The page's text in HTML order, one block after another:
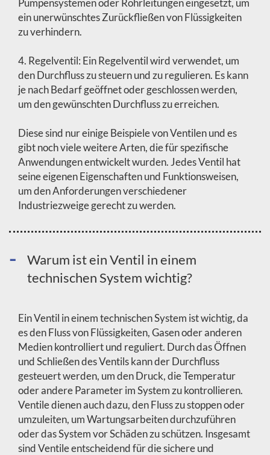
Pumpensystemen oder Rohrleitungen eingesetzt, um
ein unerwünschtes Zurückfließen von Flüssigkeiten
zu verhindern.
4. Regelventil: Ein Regelventil wird verwendet, um
den Durchfluss zu steuern und zu regulieren. Es kann
je nach Bedarf geöffnet oder geschlossen werden,
um den gewünschten Durchfluss zu erreichen.
Diese sind nur einige Beispiele von Ventilen und es
gibt noch viele weitere Arten, die für spezifische
Anwendungen entwickelt wurden. Jedes Ventil hat
seine eigenen Eigenschaften und Funktionsweisen,
um den Anforderungen verschiedener
Industriezweige gerecht zu werden.
Warum ist ein Ventil in einem
technischen System wichtig?
Ein Ventil in einem technischen System ist wichtig, da
es den Fluss von Flüssigkeiten, Gasen oder anderen
Medien kontrolliert und reguliert. Durch das Öffnen
und Schließen des Ventils kann der Durchfluss
gesteuert werden, um den Druck, die Temperatur
oder andere Parameter im System zu kontrollieren.
Ventile dienen auch dazu, den Fluss zu stoppen oder
umzuleiten, um Wartungsarbeiten durchzuführen
oder das System vor Schäden zu schützen. Insgesamt
sind Ventile entscheidend für die sichere und